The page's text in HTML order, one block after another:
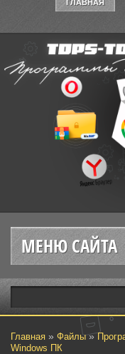
ГЛАВНАЯ
МЕНЮ САЙТА
Главная » Файлы»
Windows ПК